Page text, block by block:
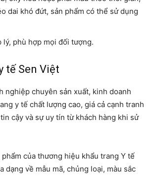
dai khó đứt, sản phẩm có thể sử dụng
lý, phù hợp mọi đối tượng.
tế Sen Việt
nghiệp chuyên sản xuất, kinh doanh
y tế chất lượng cao, giá cả cạnh tranh
cậy và sự uy tín từ khách hàng khi sử
phẩm của thương hiệu khẩu trang Y tế
dạng về mẫu mã, chủng loại, màu sắc